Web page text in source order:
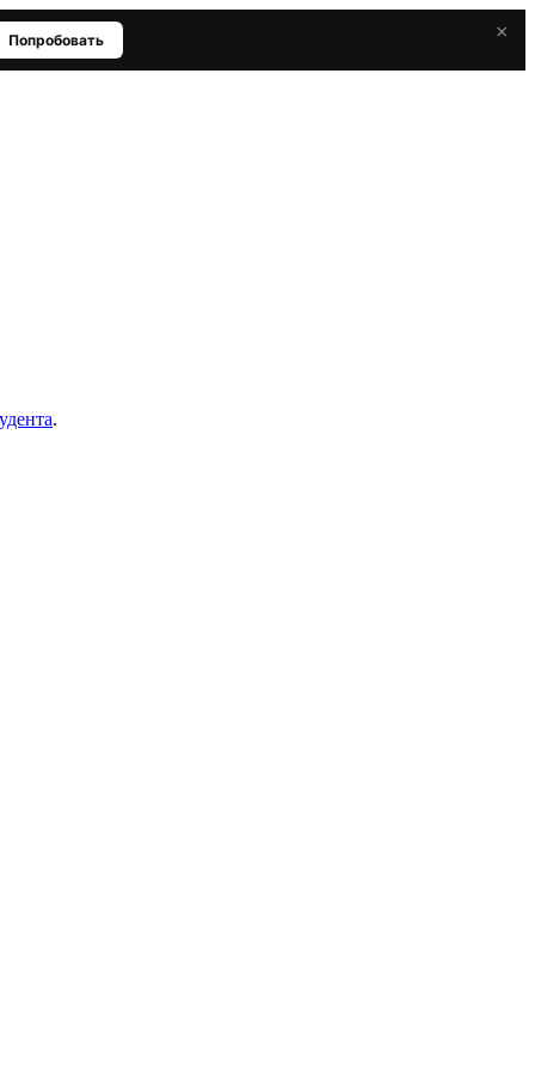
×
Попробовать
.